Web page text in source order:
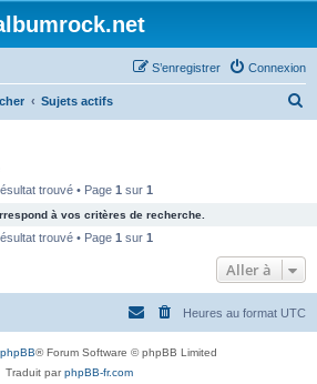
Connexion
S’enregistrer
Sujets actifs
c
e
trouvé • Page 1 sur 1
à vos critères de recherche.
trouvé • Page 1 sur 1
Aller à
Heures au format UTC
phpBB® Forum Software © phpBB Limited
Traduit parphpBB-fr.com